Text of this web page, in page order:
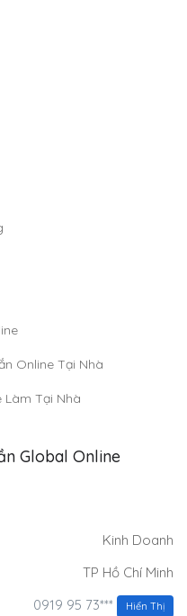
Online Tại Nhà
Làm Tại Nhà
Global Online
Kinh Doanh
TP Hồ Chí Minh
0919 95 73*** Hiển Thị